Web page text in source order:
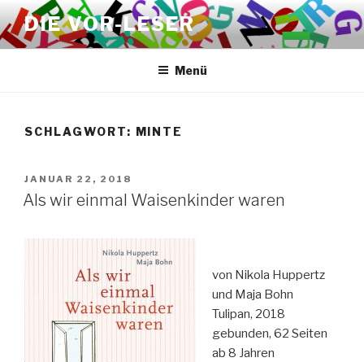
Zum
Inhalt
springen
DIE VOR-LESER
Menü
SCHLAGWORT: MINTE
VERÖFFENTLICHT
AM
JANUAR 22, 2018
Als wir einmal Waisenkinder waren
von Nikola Huppertz
und Maja Bohn
Tulipan, 2018
gebunden, 62 Seiten
ab 8 Jahren